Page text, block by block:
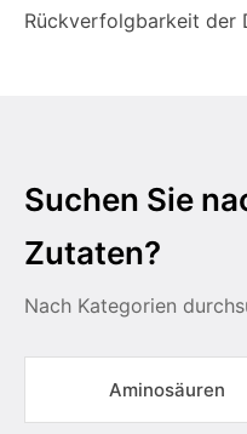
Rückverfolgbarkeit der
Suchen Sie
Zutaten?
Nach Kategorien
Aminosäuren